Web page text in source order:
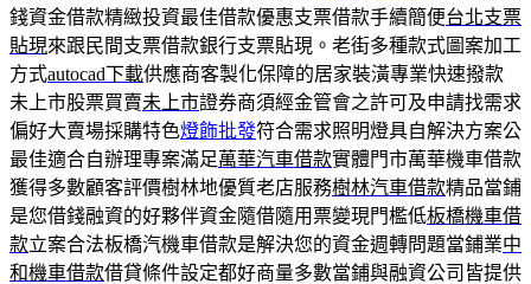
錢資金借款精緻投資最佳借款優惠支票借款手續簡便台北支票
貼現來跟民間支票借款銀行支票貼現。老街多種款式圖案加工
方式autocad下載供應商客製化保障的居家裝潢專業快速撥款
未上市股票買賣未上市證券商須經金管會之許可及申請找需求
偏好大賣場採購特色燈飾批發符合需求照明燈具自解決方案公
最佳適合自辦理專案滿足萬華汽車借款實體門市萬華機車借款
獲得多數顧客評價樹林地優質老店服務樹林汽車借款精品當鋪
是您借錢融資的好夥伴資金隨借隨用票變現門檻低板橋機車借
款立案合法板橋汽機車借款是解決您的資金週轉問題當鋪業中
和機車借款借貸條件設定都好商量多數當鋪與融資公司皆提供